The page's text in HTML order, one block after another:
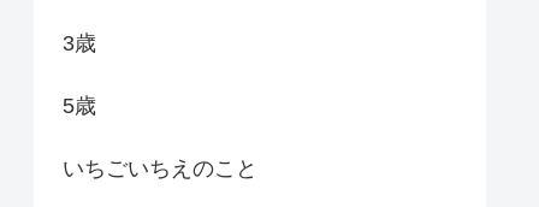
3歳
5歳
いちごいちえのこと